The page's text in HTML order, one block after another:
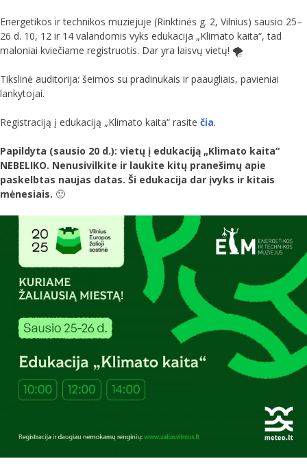
Energetikos ir technikos muziejuje (Rinktinės g. 2, Vilnius) sausio 25–
26 d. 10, 12 ir 14 valandomis vyks edukacija „Klimato kaita“, tad
maloniai kviečiame registruotis. Dar yra laisvų vietų! 🌪
Tikslinė auditorija: šeimos su pradinukais ir paaugliais, pavieniai
lankytojai.
Registraciją į edukaciją „Klimato kaita“ rasite čia.
Papildyta (sausio 20 d.): vietų į edukaciją „Klimato kaita“
NEBELIKO. Nenusivilkite ir laukite kitų pranešimų apie
paskelbtas naujas datas. Ši edukacija dar įvyks ir kitais
mėnesiais. 🙂